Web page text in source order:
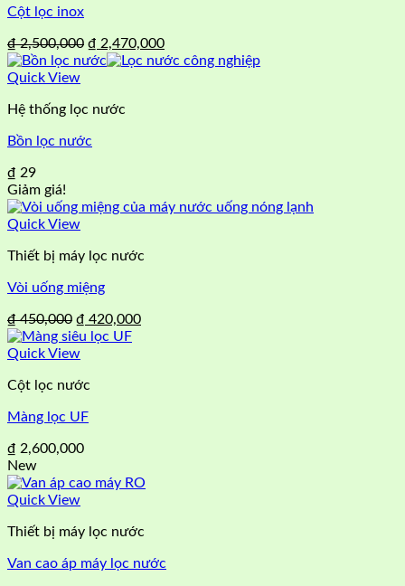
Cột lọc inox
₫2,500,000 Giá
gốc
₫ 2,470,000Giá
hiện
Quick View
Hệ thống lọc nước
Bồn lọc nước
₫ 29
Giảm giá!
Quick View
Thiết bị máy lọc nước
Vòi uống miệng
₫450,000 Giá
gốc
là:
₫ 420,000Giá
Quick View
Cột lọc nước
Màng lọc UF
₫ 2,600,000
New
Quick View
Thiết bị máy lọc nước
Van cao áp máy lọc nước